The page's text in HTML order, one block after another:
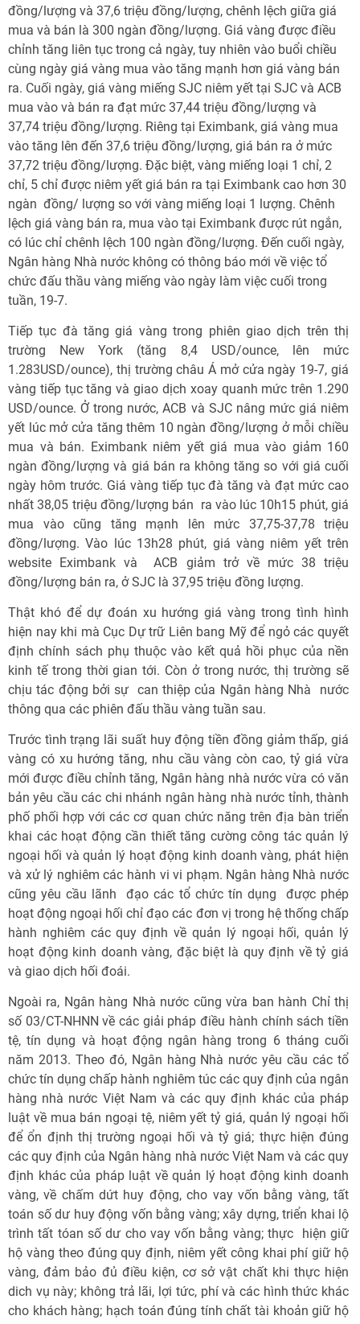
đồng/lượng và 37,6 triệu đồng/lượng, chênh lệch giữa giá
mua và bán là 300 ngàn đồng/lượng. Giá vàng được điều
chỉnh tăng liên tục trong cả ngày, tuy nhiên vào buổi chiều
cùng ngày giá vàng mua vào tăng mạnh hơn giá vàng bán
ra. Cuối ngày, giá vàng miếng SJC niêm yết tại SJC và ACB
mua vào và bán ra đạt mức 37,44 triệu đồng/lượng và
37,74 triệu đồng/lượng. Riêng tại Eximbank, giá vàng mua
vào tăng lên đến 37,6 triệu đồng/lượng, giá bán ra ở mức
37,72 triệu đồng/lượng. Đặc biệt, vàng miếng loại 1 chỉ, 2
chỉ, 5 chỉ được niêm yết giá bán ra tại Eximbank cao hơn 30
ngàn đồng/ lượng so với vàng miếng loại 1 lượng. Chênh
lệch giá vàng bán ra, mua vào tại Eximbank được rút ngắn,
có lúc chỉ chênh lệch 100 ngàn đồng/lượng. Đến cuối ngày,
Ngân hàng Nhà nước không có thông báo mới về việc tổ
chức đấu thầu vàng miếng vào ngày làm việc cuối trong
tuần, 19-7.
Tiếp tục đà tăng giá vàng trong phiên giao dịch trên thị
trường New York (tăng 8,4 USD/ounce, lên mức
1.283USD/ounce), thị trường châu Á mở cửa ngày 19-7, giá
vàng tiếp tục tăng và giao dịch xoay quanh mức trên 1.290
USD/ounce. Ở trong nước, ACB và SJC nâng mức giá niêm
yết lúc mở cửa tăng thêm 10 ngàn đồng/lượng ở mỗi chiều
mua và bán. Eximbank niêm yết giá mua vào giảm 160
ngàn đồng/lượng và giá bán ra không tăng so với giá cuối
ngày hôm trước. Giá vàng tiếp tục đà tăng và đạt mức cao
nhất 38,05 triệu đồng/lượng bán ra vào lúc 10h15 phút, giá
mua vào cũng tăng mạnh lên mức 37,75-37,78 triệu
đồng/lượng. Vào lúc 13h28 phút, giá vàng niêm yết trên
website Eximbank và ACB giảm trở về mức 38 triệu
đồng/lượng bán ra, ở SJC là 37,95 triệu đồng lượng.
Thật khó để dự đoán xu hướng giá vàng trong tình hình
hiện nay khi mà Cục Dự trữ Liên bang Mỹ để ngỏ các quyết
định chính sách phụ thuộc vào kết quả hồi phục của nền
kinh tế trong thời gian tới. Còn ở trong nước, thị trường sẽ
chịu tác động bởi sự can thiệp của Ngân hàng Nhà nước
thông qua các phiên đấu thầu vàng tuần sau.
Trước tình trạng lãi suất huy động tiền đồng giảm thấp, giá
vàng có xu hướng tăng, nhu cầu vàng còn cao, tỷ giá vừa
mới được điều chỉnh tăng, Ngân hàng nhà nước vừa có văn
bản yêu cầu các chi nhánh ngân hàng nhà nước tỉnh, thành
phố phối hợp với các cơ quan chức năng trên địa bàn triển
khai các hoạt động cần thiết tăng cường công tác quản lý
ngoại hối và quản lý hoạt động kinh doanh vàng, phát hiện
và xử lý nghiêm các hành vi vi phạm. Ngân hàng Nhà nước
cũng yêu cầu lãnh đạo các tổ chức tín dụng được phép
hoạt động ngoại hối chỉ đạo các đơn vị trong hệ thống chấp
hành nghiêm các quy định về quản lý ngoại hối, quản lý
hoạt động kinh doanh vàng, đặc biệt là quy định về tỷ giá
và giao dịch hối đoái.
Ngoài ra, Ngân hàng Nhà nước cũng vừa ban hành Chỉ thị
số 03/CT-NHNN về các giải pháp điều hành chính sách tiền
tệ, tín dụng và hoạt động ngân hàng trong 6 tháng cuối
năm 2013. Theo đó, Ngân hàng Nhà nước yêu cầu các tổ
chức tín dụng chấp hành nghiêm túc các quy định của ngân
hàng nhà nước Việt Nam và các quy định khác của pháp
luật về mua bán ngoại tệ, niêm yết tỷ giá, quản lý ngoại hối
để ổn định thị trường ngoại hối và tỷ giá; thực hiện đúng
các quy định của Ngân hàng nhà nước Việt Nam và các quy
định khác của pháp luật về quản lý hoạt động kinh doanh
vàng, về chấm dứt huy động, cho vay vốn bằng vàng, tất
toán số dư huy động vốn bằng vàng; xây dựng, triển khai lộ
trình tất tóan số dư cho vay vốn bằng vàng; thực hiện giữ
hộ vàng theo đúng quy định, niêm yết công khai phí giữ hộ
vàng, đảm bảo đủ điều kiện, cơ sở vật chất khi thực hiện
dich vụ này; không trả lãi, lợi tức, phí và các hình thức khác
cho khách hàng; hạch toán đúng tính chất tài khoản giữ hộ